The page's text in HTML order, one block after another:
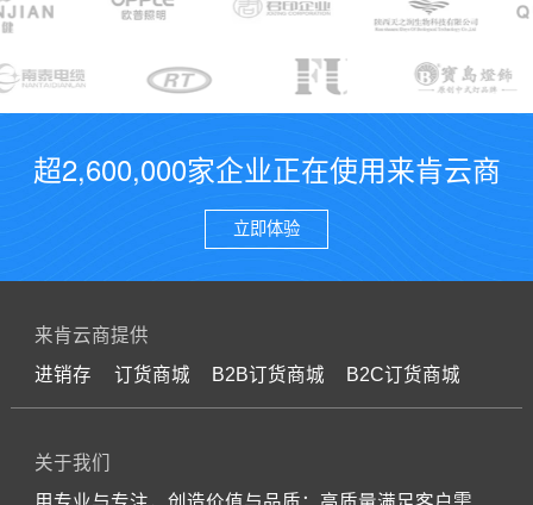
超2,600,000家企业正在使用来肯云商
立即体验
来肯云商提供
进销存 订货商城 B2B订货商城 B2C订货商城
关于我们